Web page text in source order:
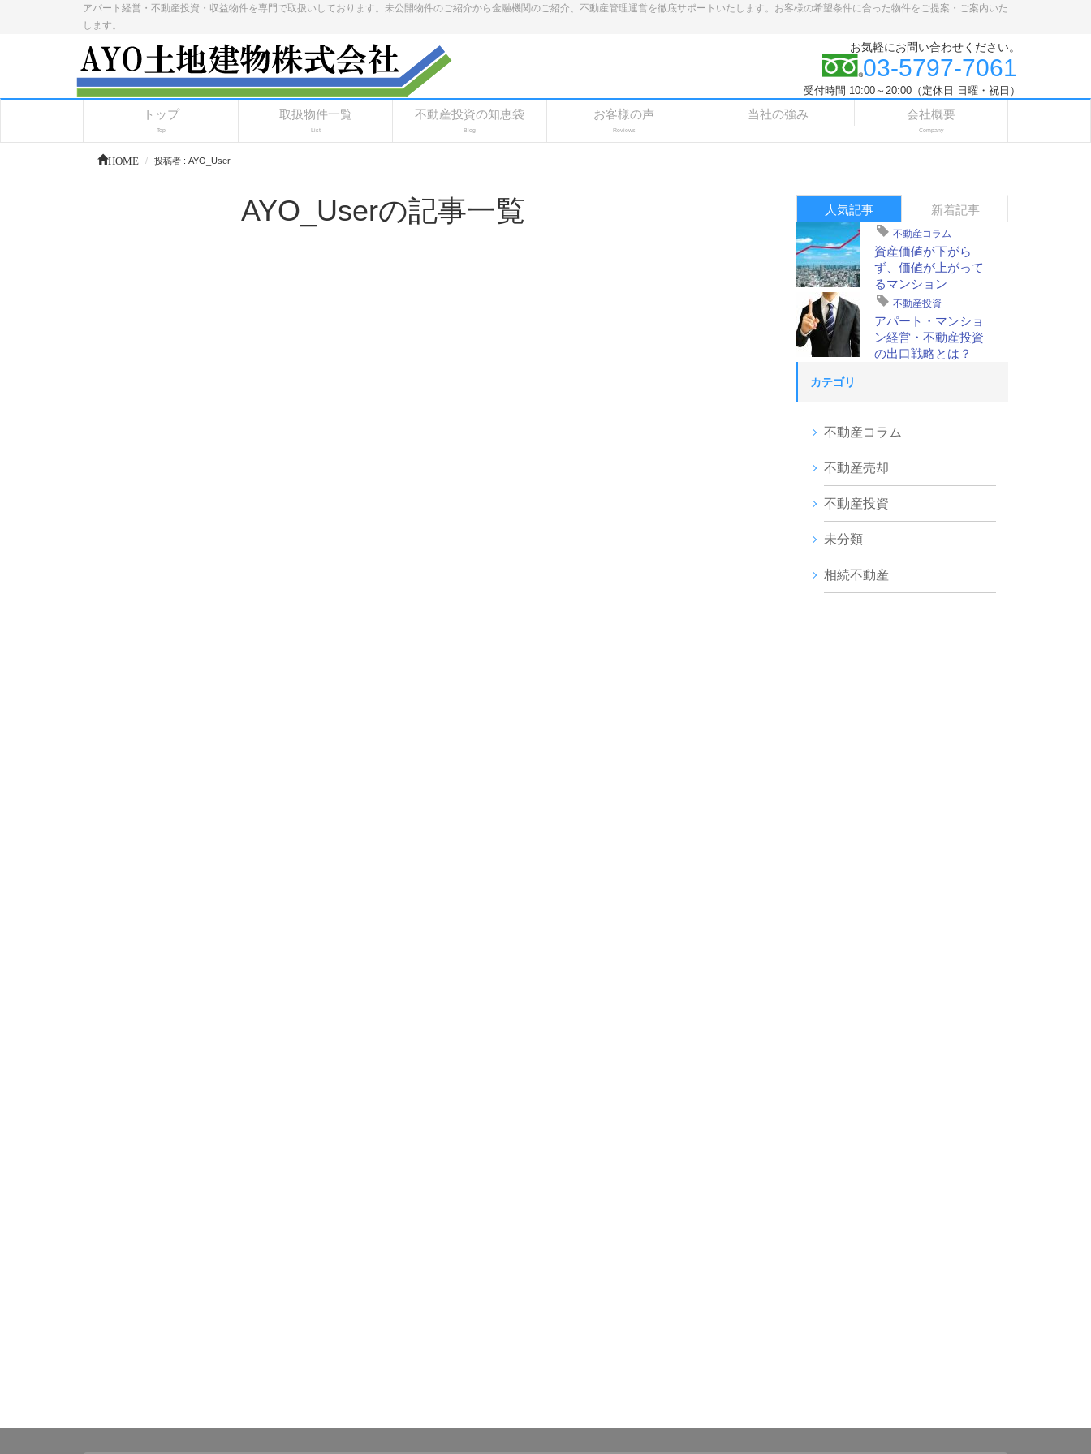
アパート経営・不動産投資・収益物件を専門で取扱いしております。未公開物件のご紹介から金融機関のご紹介、不動産管理運営を徹底サポートいたします。お客様の希望条件に合った物件をご提案・ご案内いた
します。
お気軽にお問い合わせください。
03-5797-7061
受付時間 10:00～20:00（定休日 日曜・祝日）
トップ
Top
取扱物件一覧
List
不動産投資の知恵袋
Blog
お客様の声
Reviews
当社の強み 会社概要
Company
HOME 投稿者 : AYO_User
AYO_Userの記事一覧 人気記事 新着記事
不動産コラム
資産価値が下がら
ず、価値が上がって
るマンション
不動産投資
アパート・マンショ
ン経営・不動産投資
の出口戦略とは？
カテゴリ
不動産コラム
不動産売却
不動産投資
未分類
相続不動産